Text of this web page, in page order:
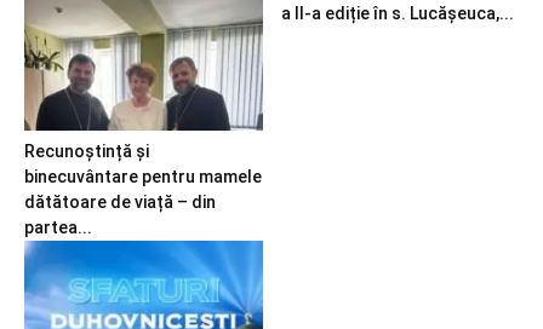
Recunoștință și
binecuvântare pentru mamele
dătătoare de viață – din
partea...
a II-a ediție în s. Lucășeuca,...